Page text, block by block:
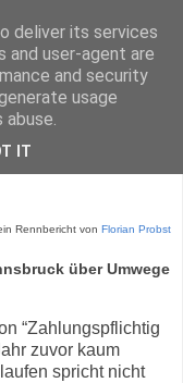
Rennbericht von Florian Probst
über Umwege
“Zahlungspflichtig
zuvor kaum
spricht nicht
deliver its services
and user-agent are
and security
usage
IT